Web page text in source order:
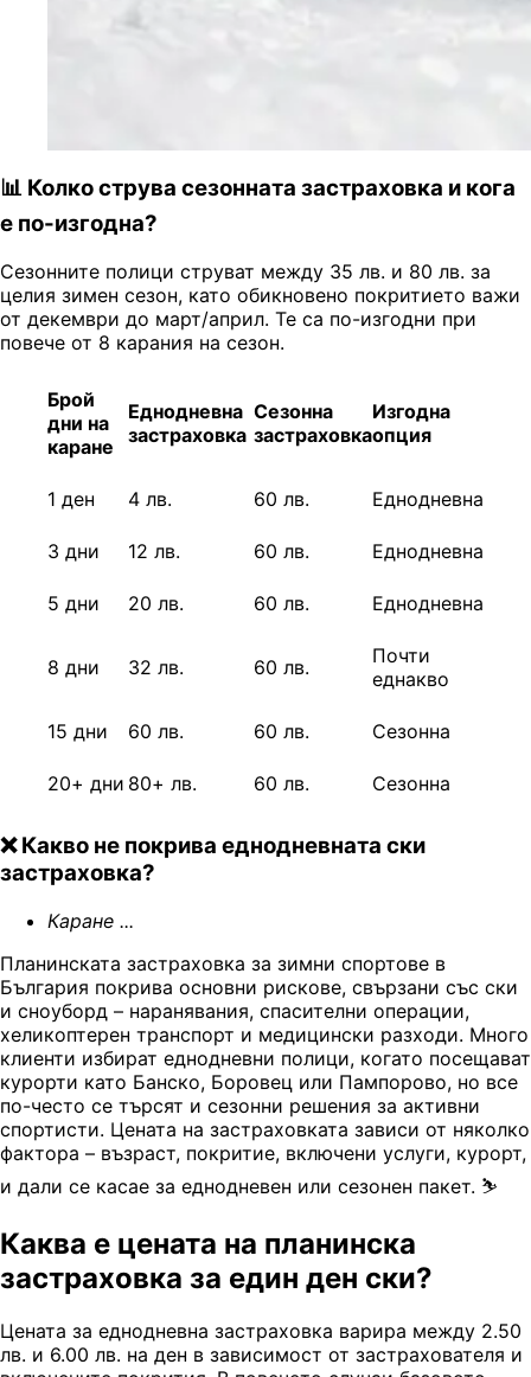
📊 Колко струва сезонната застраховка и кога
е по-изгодна?
Сезонните полици струват между 35 лв. и 80 лв. за
целия зимен сезон, като обикновено покритието важи
от декември до март/април. Те са по-изгодни при
повече от 8 карания на сезон.
Брой
дни на
каране
Еднодневна
застраховка
Сезонна
застраховка
Изгодна
опция
1 ден 4 лв. 60 лв. Еднодневна
3 дни 12 лв. 60 лв. Еднодневна
5 дни 20 лв. 60 лв. Еднодневна
8 дни 32 лв. 60 лв.
Почти
еднакво
15 дни 60 лв. 60 лв. Сезонна
20+ дни 80+ лв. 60 лв. Сезонна
❌ Какво не покрива еднодневната ски
застраховка?
Каране ...
Планинската застраховка за зимни спортове в
България покрива основни рискове, свързани със ски
и сноуборд – наранявания, спасителни операции,
хеликоптерен транспорт и медицински разходи. Много
клиенти избират еднодневни полици, когато посещават
курорти като Банско, Боровец или Пампорово, но все
по-често се търсят и сезонни решения за активни
спортисти. Цената на застраховката зависи от няколко
фактора – възраст, покритие, включени услуги, курорт,
и дали се касае за еднодневен или сезонен пакет. ⛷️
Каква е цената на планинска
застраховка за един ден ски?
Цената за еднодневна застраховка варира между 2.50
лв. и 6.00 лв. на ден в зависимост от застрахователя и